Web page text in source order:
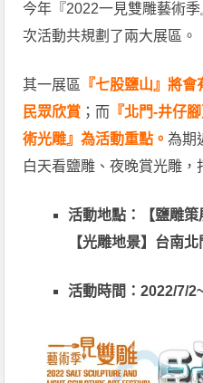
今年『2022一見雙雕藝術
次活動共規劃了兩大展區。
其一展區
『七股鹽山』將
民眾欣賞 ；而 『北門-井仔
術光雕』為活動重點。為期
白天看鹽雕、夜晚賞光雕，
活動地點：【鹽雕策
【光雕地景】台南
活動時間：2022/7/